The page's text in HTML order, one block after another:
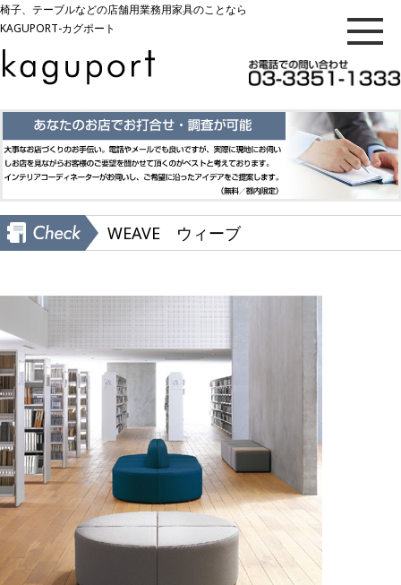
椅子、テーブルなどの店舗用業務用家具のことなら
KAGUPORT-カグポート
WEAVE ウィーブ